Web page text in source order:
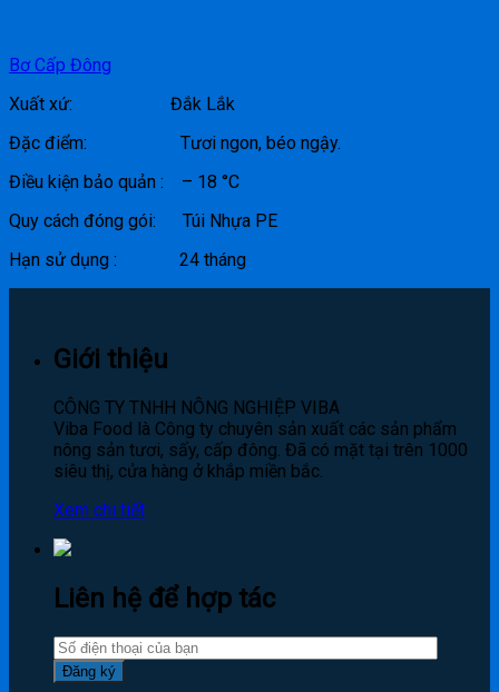
Bơ Cấp Đông
Xuất xứ: Đắk Lắk
Đặc điểm: Tươi ngon, béo ngậy.
Điều kiện bảo quản : – 18 °C
Quy cách đóng gói: Túi Nhựa PE
Hạn sử dụng : 24 tháng
Giới thiệu
CÔNG TY TNHH NÔNG NGHIỆP VIBA
Viba Food là Công ty chuyên sản xuất các sản phẩm
nông sản tươi, sấy, cấp đông. Đã có mặt tại trên 1000
siêu thị, cửa hàng ở khắp miền bắc.
Xem chi tiết
Liên hệ để hợp tác